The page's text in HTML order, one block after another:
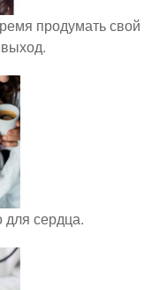
продумать свой
сердца.